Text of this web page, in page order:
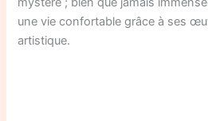
une vie confortable grâce à ses
artistique.